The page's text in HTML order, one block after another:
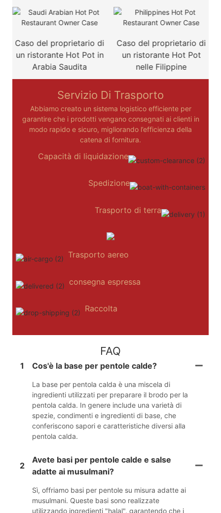
Caso del proprietario di
un ristorante Hot Pot in
Arabia Saudita
Caso del proprietario di
un ristorante Hot Pot
nelle Filippine
Servizio Di Trasporto
Abbiamo creato un sistema logistico efficiente per
garantire che i prodotti vengano consegnati ai clienti in
modo rapido e sicuro, migliorando l’efficienza della
catena di fornitura.
Capacità di liquidazione
Spedizione
Trasporto di terra
Trasporto aereo
consegna espressa
Raccolta
FAQ
1 Cos'è la base per pentole calde?
La base per pentola calda è una miscela di
ingredienti utilizzati per preparare il brodo per la
pentola calda. In genere include una varietà di
spezie, condimenti e ingredienti di base, che
conferiscono sapori e caratteristiche diversi alla
pentola calda.
2
Avete basi per pentole calde e salse
adatte ai musulmani?
Sì, offriamo basi per pentole su misura adatte ai
musulmani. Queste basi sono realizzate
utilizzando ingredienti "halal", garantendo che i